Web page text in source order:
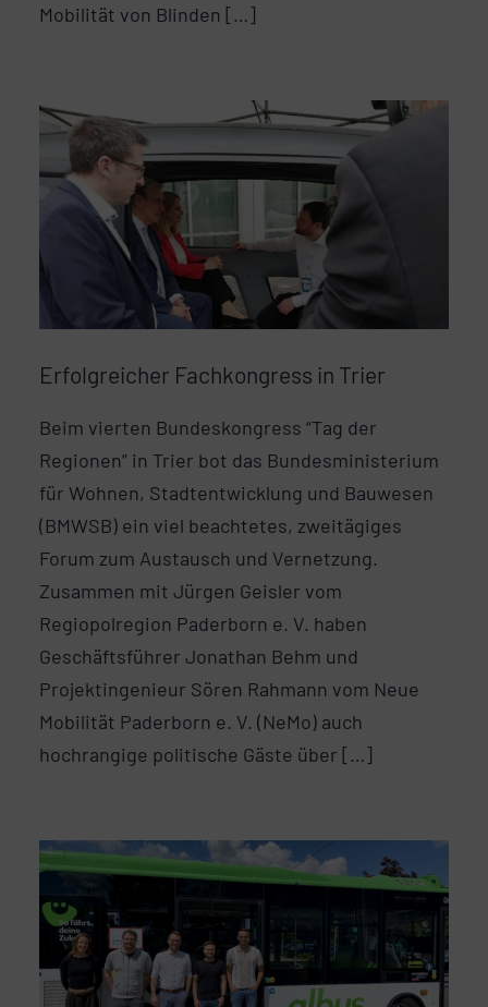
Mobilität von Blinden […]
Erfolgreicher Fachkongress in Trier
Beim vierten Bundeskongress “Tag der
Regionen” in Trier bot das Bundesministerium
für Wohnen, Stadtentwicklung und Bauwesen
(BMWSB) ein viel beachtetes, zweitägiges
Forum zum Austausch und Vernetzung.
Zusammen mit Jürgen Geisler vom
Regiopolregion Paderborn e. V. haben
Geschäftsführer Jonathan Behm und
Projektingenieur Sören Rahmann vom Neue
Mobilität Paderborn e. V. (NeMo) auch
hochrangige politische Gäste über […]